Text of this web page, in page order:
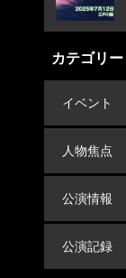
カテゴリー
イベント
人物焦点
公演情報
公演記録